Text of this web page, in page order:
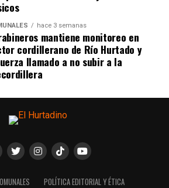
hace 3 semanas
mantiene monitoreo en
cordillerano de Río Hurtado y
llamado a no subir a la
POLÍTICA EDITORIAL Y ÉTICA